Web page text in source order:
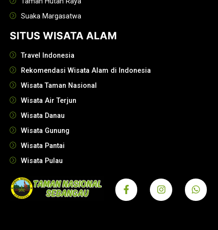
Suaka Margasatwa
SITUS WISATA ALAM
Travel Indonesia
Rekomendasi Wisata Alam di Indonesia
Wisata Taman Nasional
Wisata Air Terjun
Wisata Danau
Wisata Gunung
Wisata Pantai
Wisata Pulau